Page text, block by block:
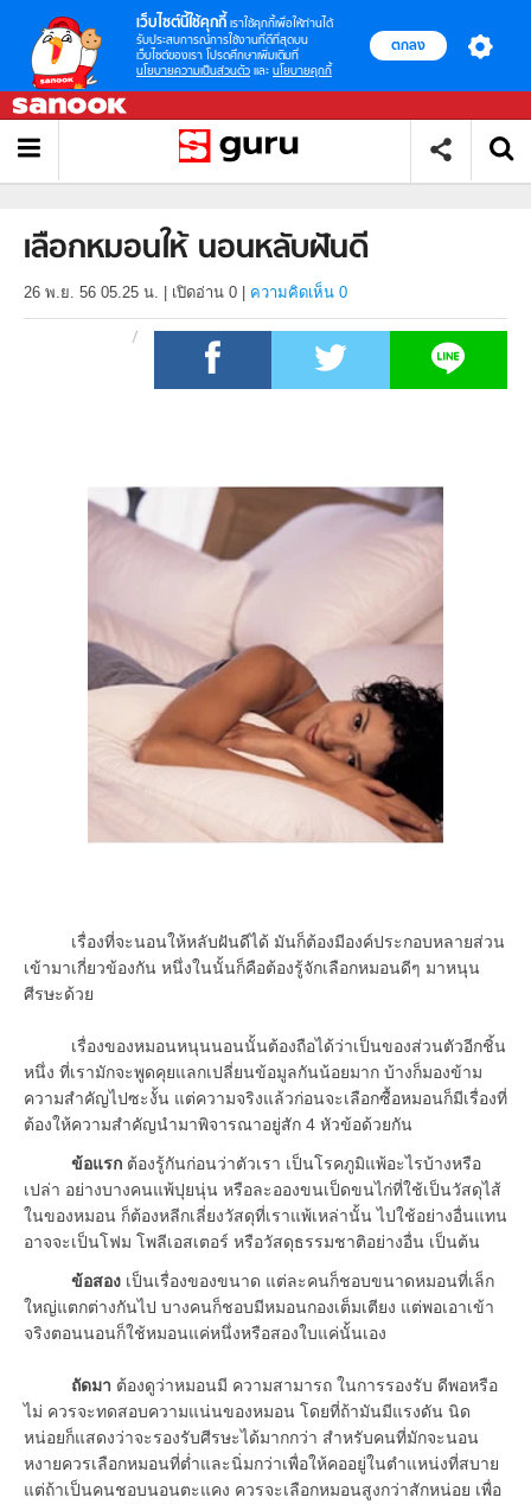
เว็บไซต์นี้ใช้คุกกี้ เราใช้คุกกี้เพื่อให้ท่านได้
รับประสบการณ์การใช้งานที่ดีที่สุดบน
เว็บไซต์ของเรา โปรดศึกษาเพิ่มเติมที่
นโยบายความเป็นส่วนตัว และ นโยบายคุกกี้
ตกลง
เลือกหมอนให้ นอนหลับฝันดี
26 พ.ย. 56 05.25 น. เปิดอ่าน 0 ความคิดเห็น 0
เรื่องที่จะนอนให้หลับฝันดีได้ มันก็ต้องมีองค์ประกอบหลายส่วน
เข้ามาเกี่ยวข้องกัน หนึ่งในนั้นก็คือต้องรู้จักเลือกหมอนดีๆ มาหนุน
ศีรษะด้วย
เรื่องของหมอนหนุนนอนนั้นต้องถือได้ว่าเป็นของส่วนตัวอีกชิ้น
หนึ่ง ที่เรามักจะพูดคุยแลกเปลี่ยนข้อมูลกันน้อยมาก บ้างก็มองข้าม
ความสำคัญไปซะงั้น แต่ความจริงแล้วก่อนจะเลือกซื้อหมอนก็มีเรื่องที่
ต้องให้ความสำคัญนำมาพิจารณาอยู่สัก 4 หัวข้อด้วยกัน
ข้อแรก ต้องรู้กันก่อนว่าตัวเรา เป็นโรคภูมิแพ้อะไรบ้างหรือ
เปล่า อย่างบางคนแพ้ปุยนุ่น หรือละอองขนเป็ดขนไก่ที่ใช้เป็นวัสดุไส้
ในของหมอน ก็ต้องหลีกเลี่ยงวัสดุที่เราแพ้เหล่านั้น ไปใช้อย่างอื่นแทน
อาจจะเป็นโฟม โพลีเอสเตอร์ หรือวัสดุธรรมชาติอย่างอื่น เป็นต้น
ข้อสอง เป็นเรื่องของขนาด แต่ละคนก็ชอบขนาดหมอนที่เล็ก
ใหญ่แตกต่างกันไป บางคนก็ชอบมีหมอนกองเต็มเตียง แต่พอเอาเข้า
จริงตอนนอนก็ใช้หมอนแค่หนึ่งหรือสองใบแค่นั้นเอง
ถัดมา ต้องดูว่าหมอนมี ความสามารถ ในการรองรับ ดีพอหรือ
ไม่ ควรจะทดสอบความแน่นของหมอน โดยที่ถ้ามันมีแรงดัน นิด
หน่อยก็แสดงว่าจะรองรับศีรษะได้มากกว่า สำหรับคนที่มักจะนอน
หงายควรเลือกหมอนที่ต่ำและนิ่มกว่าเพื่อให้คออยู่ในตำแหน่งที่สบาย
แต่ถ้าเป็นคนชอบนอนตะแคง ควรจะเลือกหมอนสูงกว่าสักหน่อย เพื่อ